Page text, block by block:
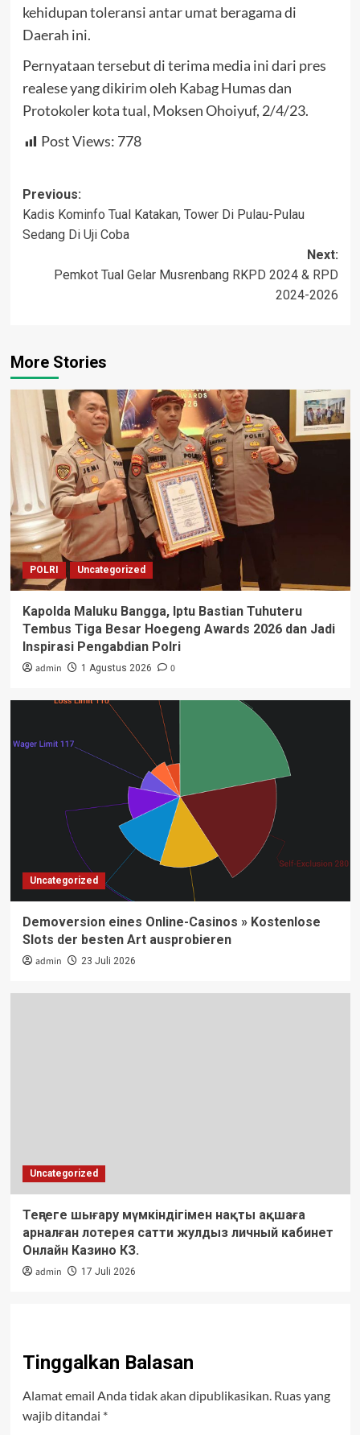
kehidupan toleransi antar umat beragama di
Daerah ini.
Pernyataan tersebut di terima media ini dari pres
realese yang dikirim oleh Kabag Humas dan
Protokoler kota tual, Moksen Ohoiyuf, 2/4/23.
Post Views: 778
Post
navigation
Previous:
Kadis Kominfo Tual Katakan, Tower Di Pulau-Pulau
Sedang Di Uji Coba
Next:
Pemkot Tual Gelar Musrenbang RKPD 2024 & RPD
2024-2026
More Stories
POLRI Uncategorized
Kapolda Maluku Bangga, Iptu Bastian Tuhuteru
Tembus Tiga Besar Hoegeng Awards 2026 dan Jadi
Inspirasi Pengabdian Polri
admin 1 Agustus 2026 0
Uncategorized
Demoversion eines Online-Casinos » Kostenlose
Slots der besten Art ausprobieren
admin 23 Juli 2026
Uncategorized
Теңгеге шығару мүмкіндігімен нақты ақшаға
арналған лотерея сатти жулдыз личный кабинет
Онлайн Казино КЗ.
admin 17 Juli 2026
Tinggalkan Balasan
Alamat email Anda tidak akan dipublikasikan. Ruas yang
wajib ditandai *